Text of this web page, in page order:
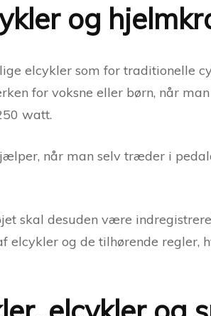
og
elcykler som for traditionelle
for voksne eller børn, når
watt.
når man selv træder i
skal desuden være
elcykler og de tilhørende regler,